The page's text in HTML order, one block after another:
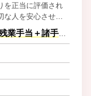
を正当に評価され
な人を安心させた
業手当＋諸手当